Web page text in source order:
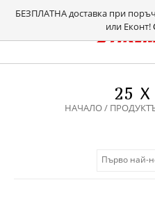
БЕЗПЛАТНА доставка при
или Еконт!
25
НАЧАЛО/